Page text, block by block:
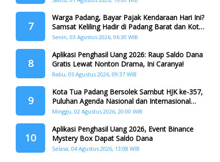
7
Warga Padang, Bayar Pajak Kendaraan Hari Ini?
Samsat Keliling Hadir di Padang Barat dan Koto
Tangah
Senin, 03 Agustus 2026, 06:30 WIB
8
Aplikasi Penghasil Uang 2026: Raup Saldo Dana
Gratis Lewat Nonton Drama, Ini Caranya!
Rabu, 05 Agustus 2026, 09:37 WIB
9
Kota Tua Padang Bersolek Sambut HJK ke-357,
Puluhan Agenda Nasional dan Internasional
Siap Digelar
Minggu, 02 Agustus 2026, 20:00 WIB
10
Aplikasi Penghasil Uang 2026, Event Binance
Mystery Box Dapat Saldo Dana
Selasa, 04 Agustus 2026, 13:08 WIB